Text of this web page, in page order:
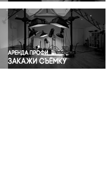
Светская жизнь
Спорт
Экология
Экономика и бизнес